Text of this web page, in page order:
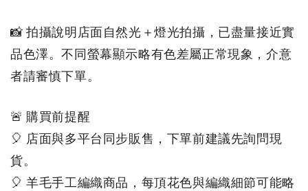
📸 拍攝說明店面自然光＋燈光拍攝，已盡量接近實
品色澤。不同螢幕顯示略有色差屬正常現象，介意
者請審慎下單。
🚨 購買前提醒
🎈 店面與多平台同步販售，下單前建議先詢問現
貨。
🎈 羊毛手工編織商品，每頂花色與編織細節可能略